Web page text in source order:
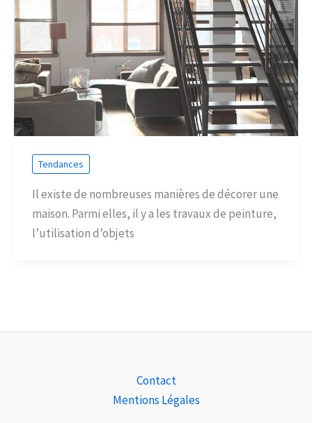
Tendances
Il existe de nombreuses manières de décorer une
maison. Parmi elles, il y a les travaux de peinture,
l’utilisation d’objets
Contact
Mentions Légales